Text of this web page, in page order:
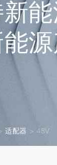
适配器 48V